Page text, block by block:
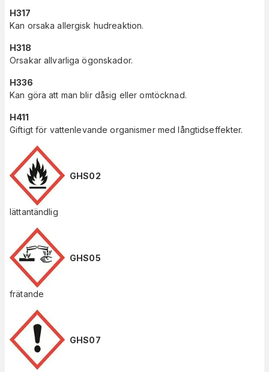
H317
Kan orsaka allergisk hudreaktion.
H318
Orsakar allvarliga ögonskador.
H336
Kan göra att man blir dåsig eller omtöcknad.
H411
Giftigt för vattenlevande organismer med långtidseffekter.
GHS02
lättantändlig
GHS05
frätande
GHS07